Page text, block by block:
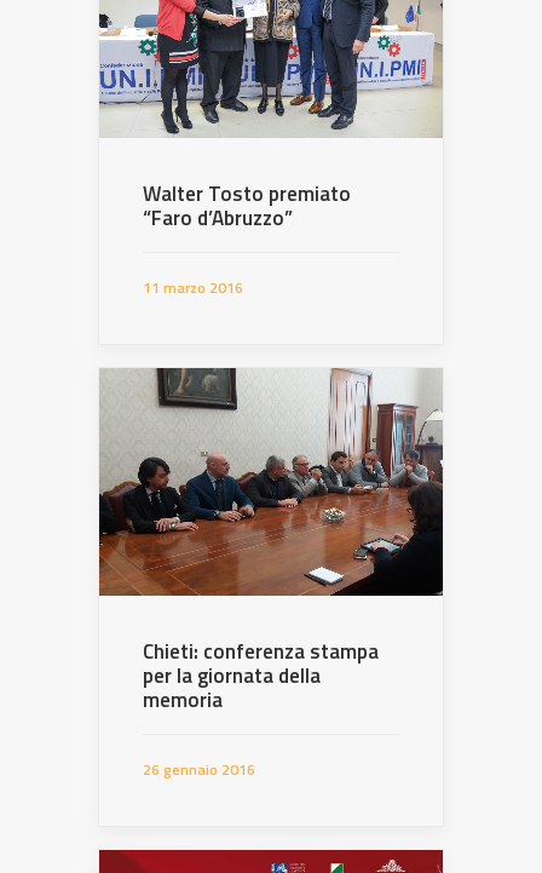
Walter Tosto premiato
“Faro d’Abruzzo”
11 marzo 2016
Chieti: conferenza stampa
per la giornata della
memoria
26 gennaio 2016